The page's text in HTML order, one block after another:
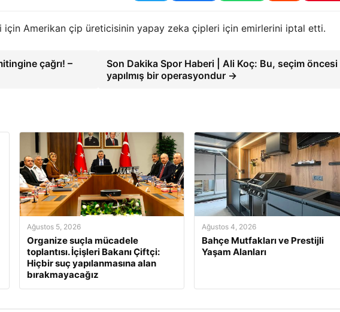
Amerikan çip üreticisinin yapay zeka çipleri için emirlerini iptal etti.
çağrı! –
Son Dakika Spor Haberi | Ali Koç: Bu, seçim öncesi
yapılmış bir operasyondur →
Ağustos 5, 2026
Organize suçla mücadele
toplantısı. İçişleri Bakanı Çiftçi:
Hiçbir suç yapılanmasına alan
bırakmayacağız
Ağustos 4, 2026
Bahçe Mutfakları ve Prestijli
Yaşam Alanları